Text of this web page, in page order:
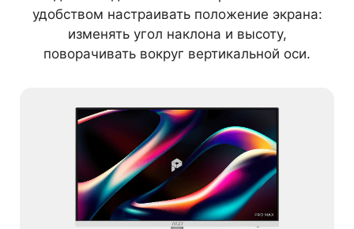
удобством настраивать положение экрана:
изменять угол наклона и высоту,
поворачивать вокруг вертикальной оси.